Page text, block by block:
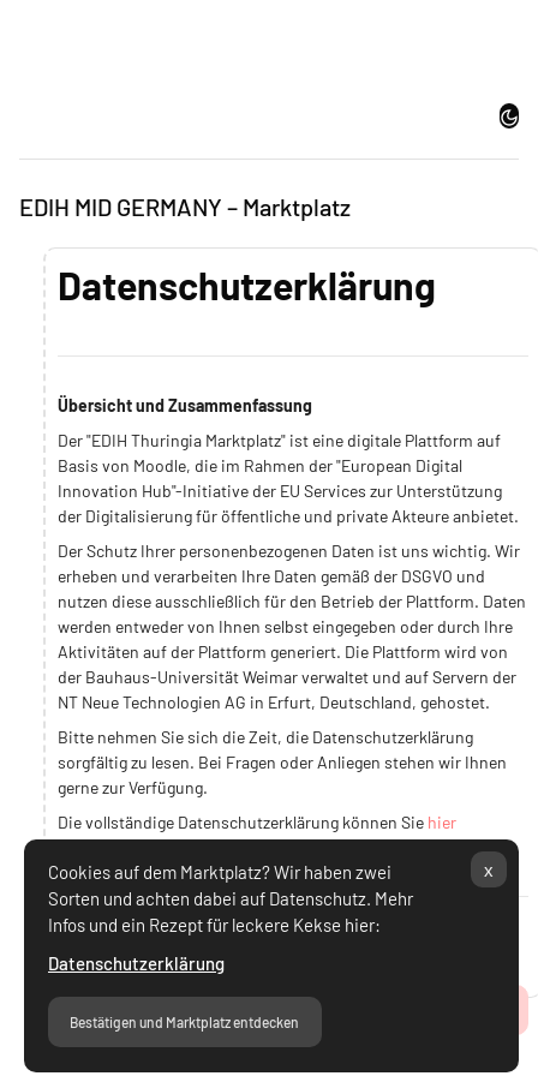
Cookies auf dem Marktplatz? Wir haben zwei
Sorten und achten dabei auf Datenschutz. Mehr
Infos und ein Rezept für leckere Kekse hier:
Datenschutzerklärung
Bestätigen und Marktplatz entdecken
x
Dark
EDIH MID GERMANY – Marktplatz
Datenschutzerklärung
Übersicht und Zusammenfassung
Der "EDIH Thuringia Marktplatz" ist eine digitale Plattform auf
Basis von Moodle, die im Rahmen der "European Digital
Innovation Hub"-Initiative der EU Services zur Unterstützung
der Digitalisierung für öffentliche und private Akteure anbietet.
Der Schutz Ihrer personenbezogenen Daten ist uns wichtig. Wir
erheben und verarbeiten Ihre Daten gemäß der DSGVO und
nutzen diese ausschließlich für den Betrieb der Plattform. Daten
werden entweder von Ihnen selbst eingegeben oder durch Ihre
Aktivitäten auf der Plattform generiert. Die Plattform wird von
der Bauhaus-Universität Weimar verwaltet und auf Servern der
NT Neue Technologien AG in Erfurt, Deutschland, gehostet.
Bitte nehmen Sie sich die Zeit, die Datenschutzerklärung
sorgfältig zu lesen. Bei Fragen oder Anliegen stehen wir Ihnen
gerne zur Verfügung.
Die vollständige Datenschutzerklärung können Sie hier
Ich stimme Datenschutzerklärung zu.